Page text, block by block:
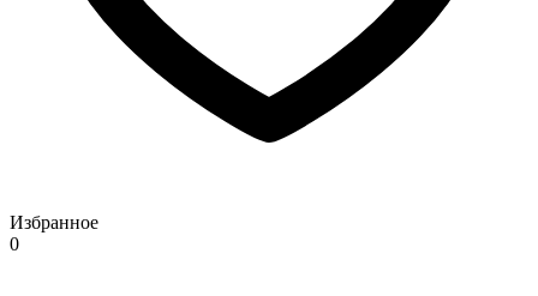
Избранное
0